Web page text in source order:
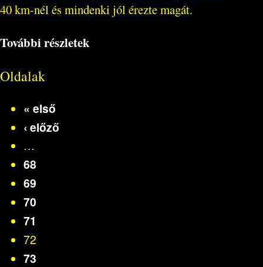
40 km-nél és mindenki jól érezte magát.
További részletek
Oldalak
« első
‹ előző
…
68
69
70
71
72
73